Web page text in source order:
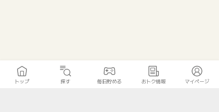
トップ 探す 毎日貯める おトク情報 マイページ